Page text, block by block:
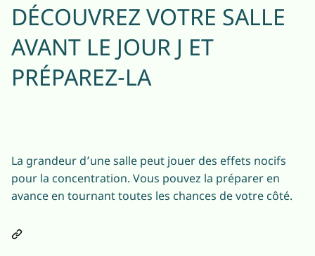
DÉCOUVREZ VOTRE SALLE
AVANT LE JOUR J ET
PRÉPAREZ-LA
La grandeur d’une salle peut jouer des effets nocifs
pour la concentration. Vous pouvez la préparer en
avance en tournant toutes les chances de votre côté.